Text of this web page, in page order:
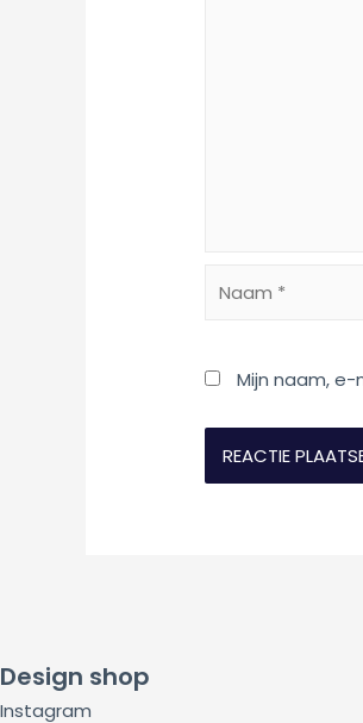
Mijn naam,
Design shop
Instagram